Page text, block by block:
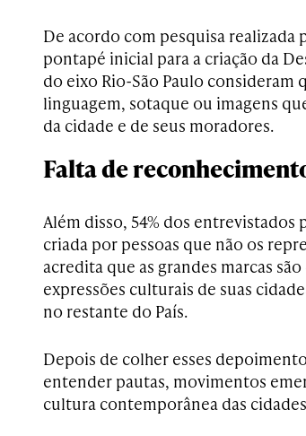
De acordo com pesquisa realizada
pontapé inicial para a criação da
do eixo Rio-São Paulo consideram
linguagem, sotaque ou imagens
da cidade e de seus moradores.
Falta de
Além disso, 54% dos
criada por pessoas que não os
acredita que as grandes marcas
expressões culturais de suas
no restante do País.
Depois de colher esses
entender pautas, movimentos
cultura contemporânea das